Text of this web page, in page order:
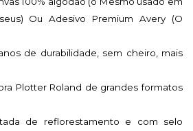
Ou Adesivo Premium Avery (O
de durabilidade, sem cheiro, mais
Plotter Roland de grandes formatos
de reflorestamento e com selo